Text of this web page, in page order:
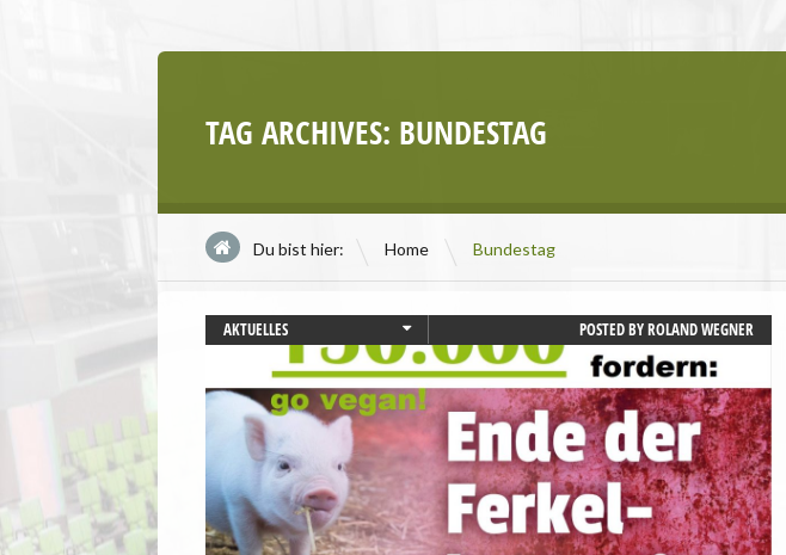
TAG ARCHIVES: BUNDESTAG
Du bist hier: Home \ Bundestag
AKTUELLES
BADEN-WÜRTTEMBERG
BAYERN
BERLIN
BREMEN
HAMBURG
HESSEN
LANDWIRTSCHAFT
POSTED BYROLAND WEGNER